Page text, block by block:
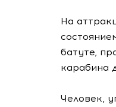
На
батуте,
карабина
Человек,